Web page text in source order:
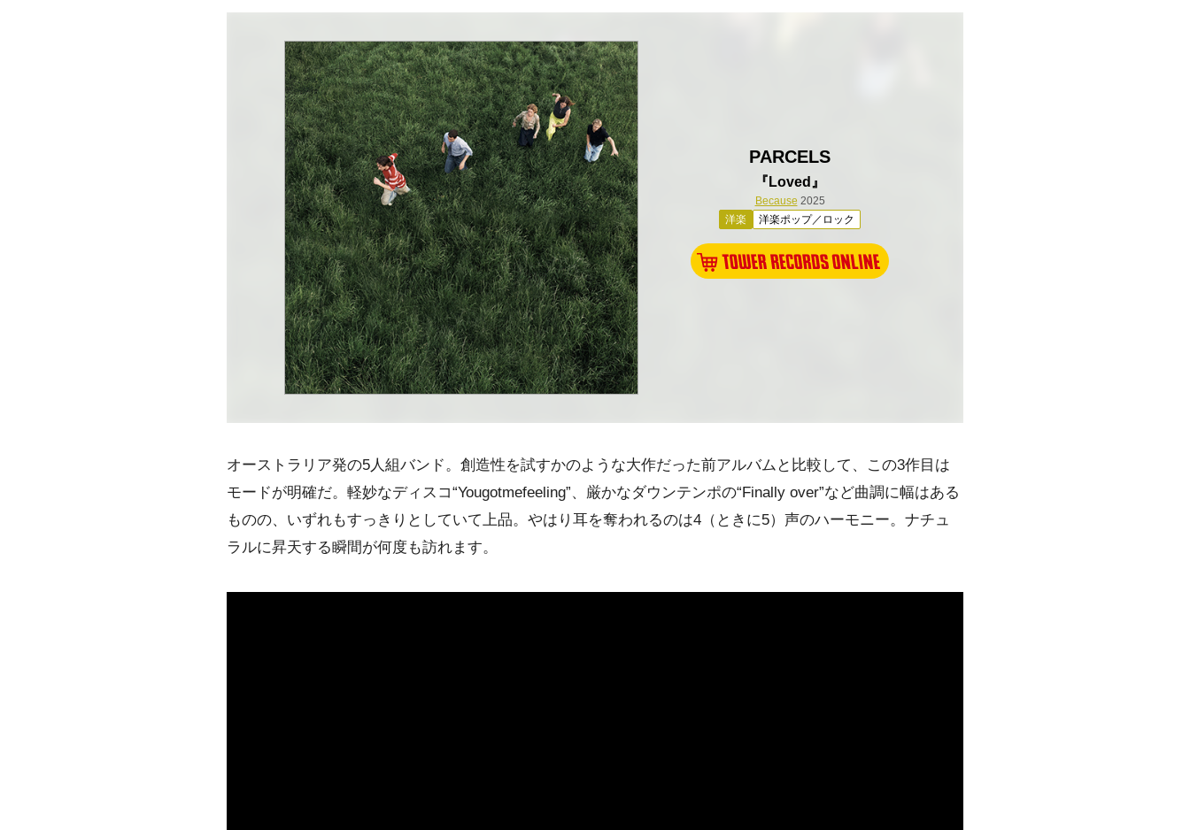
PARCELS
『Loved』
Because 2025
洋楽
洋楽ポップ／ロック
オーストラリア発の5人組バンド。創造性を試すかのような大作だった前アルバムと比較して、この3作目は
モードが明確だ。軽妙なディスコ“Yougotmefeeling”、厳かなダウンテンポの“Finally over”など曲調に幅はある
ものの、いずれもすっきりとしていて上品。やはり耳を奪われるのは4（ときに5）声のハーモニー。ナチュ
ラルに昇天する瞬間が何度も訪れます。